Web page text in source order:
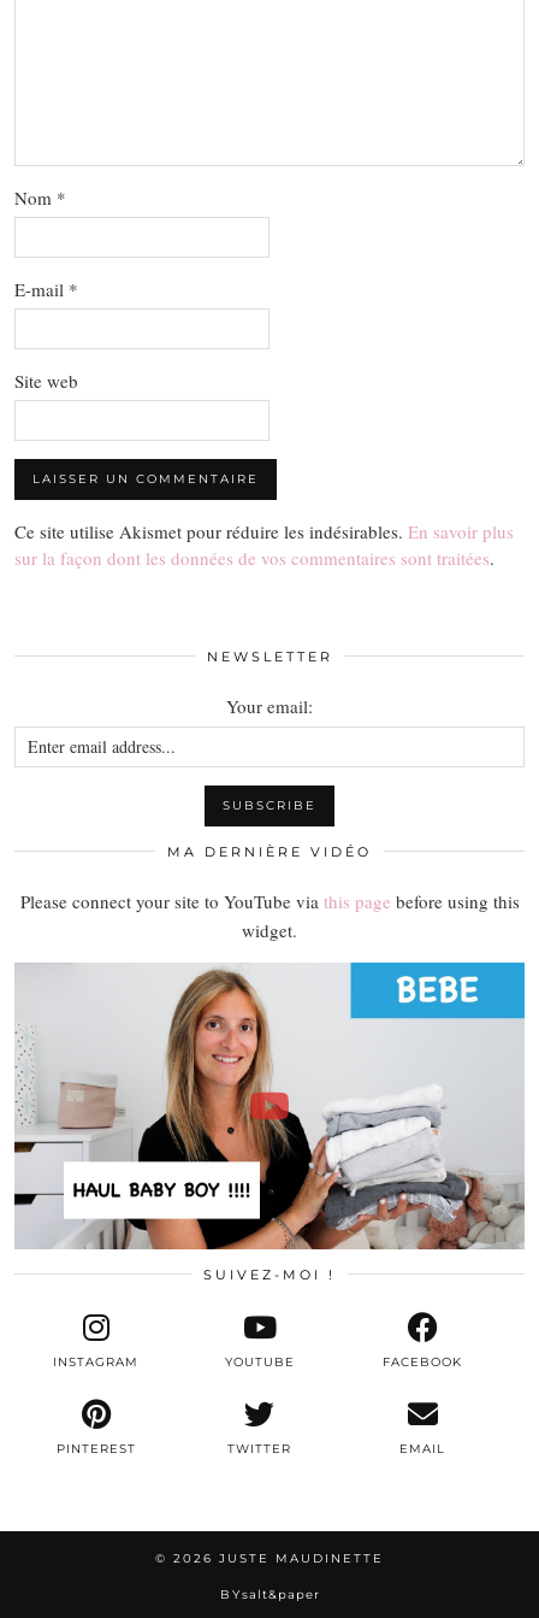
Nom *
E-mail *
Site web
Ce site utilise Akismet pour réduire les indésirables. En savoir plus
sur la façon dont les données de vos commentaires sont traitées.
NEWSLETTER
Your email:
MA DERNIÈRE VIDÉO
Please connect your site to YouTube via this page before using this
widget.
SUIVEZ-MOI !
TWITTER
INSTAGRAM FACEBOOK
PINTEREST
YOUTUBE
EMAIL
© 2026 JUSTE MAUDINETTE
BYsalt&paper